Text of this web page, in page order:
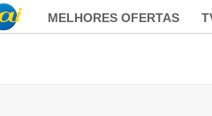
MELHORES OFERTAS